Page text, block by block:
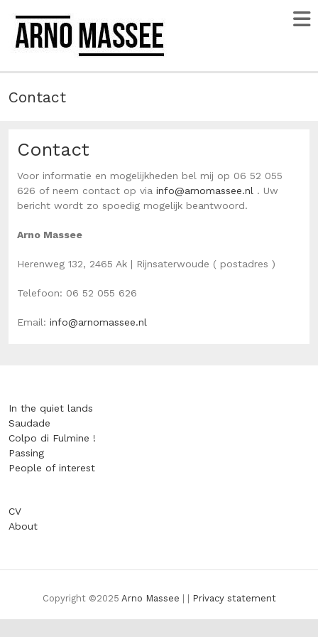
Contact
Contact
Voor informatie en mogelijkheden bel mij op 06 52 055
626 of neem contact op via info@arnomassee.nl . Uw
bericht wordt zo spoedig mogelijk beantwoord.
Arno Massee
Herenweg 132, 2465 Ak | Rijnsaterwoude ( postadres )
Telefoon: 06 52 055 626
Email: info@arnomassee.nl
In the quiet lands
Saudade
Colpo di Fulmine !
Passing
People of interest
CV
About
Copyright ©2025 Arno Massee Privacy statement